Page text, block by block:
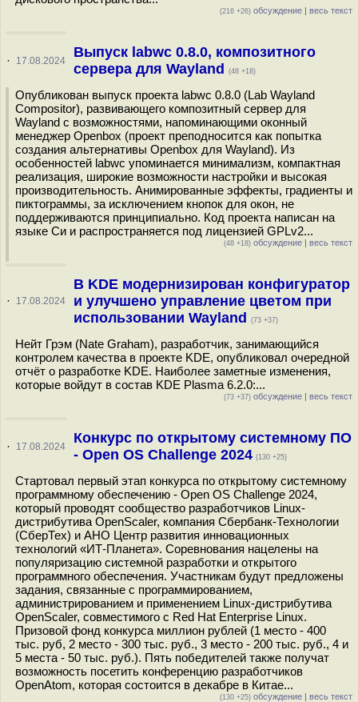
(216 +26) обсуждение | весь текст
· 17.08.2024
Выпуск labwc 0.8.0, композитного
сервера для Wayland
(48 +18)
Опубликован выпуск проекта labwc 0.8.0 (Lab Wayland
Compositor), развивающего композитный сервер для
Wayland с возможностями, напоминающими оконный
менеджер Openbox (проект преподносится как попытка
создания альтернативы Openbox для Wayland). Из
особенностей labwc упоминается минимализм, компактная
реализация, широкие возможности настройки и высокая
производительность. Анимированные эффекты, градиенты и
пиктограммы, за исключением кнопок для окон, не
поддерживаются принципиально. Код проекта написан на
языке Си и распространяется под лицензией GPLv2...
(48 +18) обсуждение | весь текст
· 17.08.2024
В KDE модернизирован конфигуратор
и улучшено управление цветом при
использовании Wayland
(73 +37)
Нейт Грэм (Nate Graham), разработчик, занимающийся
контролем качества в проекте KDE, опубликовал очередной
отчёт о разработке KDE. Наиболее заметные изменения,
которые войдут в состав KDE Plasma 6.2.0:...
(73 +37) обсуждение | весь текст
· 17.08.2024
Конкурс по открытому системному ПО
- Open OS Challenge 2024 (130 +25)
Стартовал первый этап конкурса по открытому системному
программному обеспечению - Open OS Challenge 2024,
который проводят сообщество разработчиков Linux-
дистрибутива OpenScaler, компания Сбербанк-Технологии
(СберТех) и АНО Центр развития инновационных
технологий «ИТ-Планета». Соревнования нацелены на
популяризацию системной разработки и открытого
программного обеспечения. Участникам будут предложены
задания, связанные с программированием,
администрированием и применением Linux-дистрибутива
OpenScaler, совместимого с Red Hat Enterprise Linux.
Призовой фонд конкурса миллион рублей (1 место - 400
тыс. руб, 2 место - 300 тыс. руб., 3 место - 200 тыс. руб., 4 и
5 места - 50 тыс. руб.). Пять победителей также получат
возможность посетить конференцию разработчиков
OpenAtom, которая состоится в декабре в Китае...
(130 +25) обсуждение | весь текст